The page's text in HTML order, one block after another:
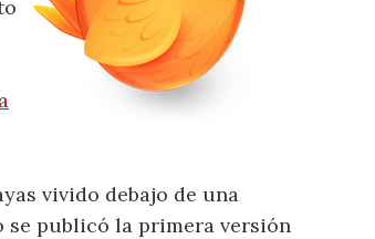
vivido debajo de una
se publicó la primera versión